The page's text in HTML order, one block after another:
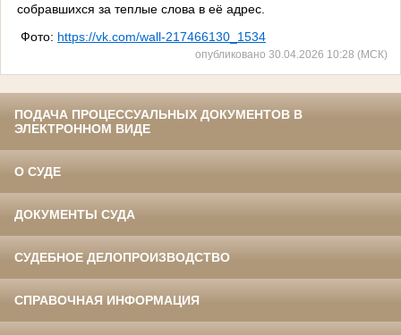
собравшихся за теплые слова в её адрес.
Фото: https://vk.com/wall-217466130_1534
опубликовано 30.04.2026 10:28 (МСК)
ПОДАЧА ПРОЦЕССУАЛЬНЫХ ДОКУМЕНТОВ В
ЭЛЕКТРОННОМ ВИДЕ
О СУДЕ
ДОКУМЕНТЫ СУДА
СУДЕБНОЕ ДЕЛОПРОИЗВОДСТВО
СПРАВОЧНАЯ ИНФОРМАЦИЯ